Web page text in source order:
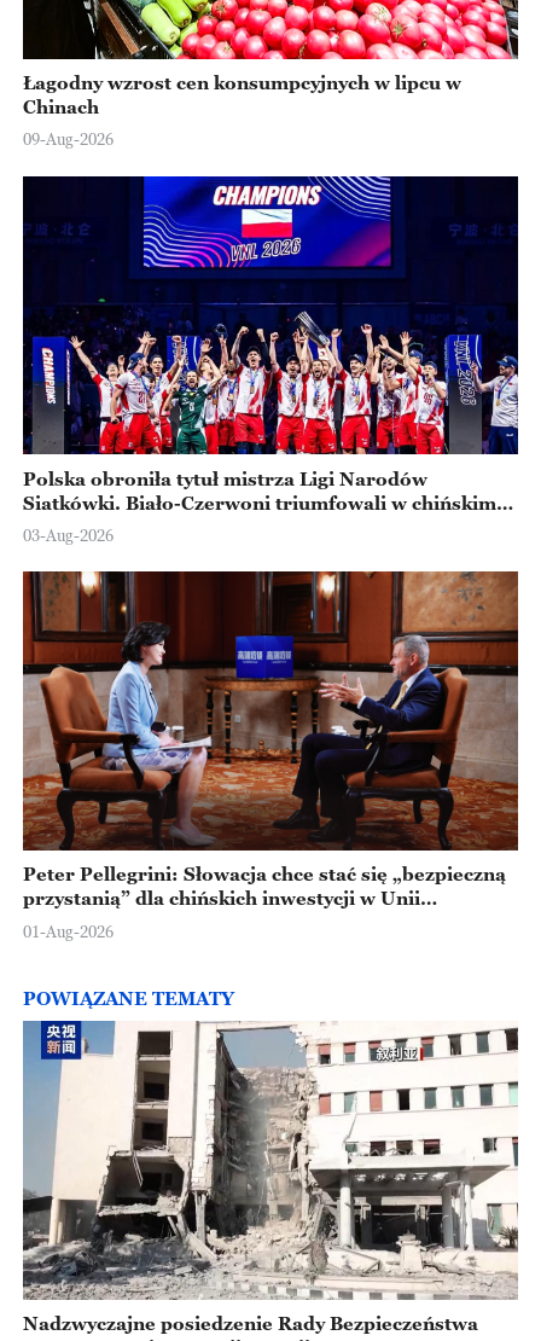
Łagodny wzrost cen konsumpcyjnych w lipcu w
Chinach
09-Aug-2026
Polska obroniła tytuł mistrza Ligi Narodów
Siatkówki. Biało-Czerwoni triumfowali w chińskim
Ningbo
03-Aug-2026
Peter Pellegrini: Słowacja chce stać się „bezpieczną
przystanią” dla chińskich inwestycji w Unii
Europejskiej
01-Aug-2026
POWIĄZANE TEMATY
Nadzwyczajne posiedzenie Rady Bezpieczeństwa